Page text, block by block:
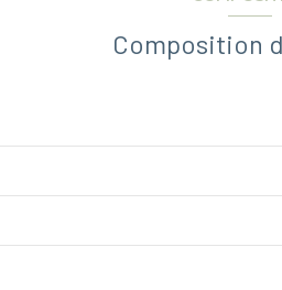
Composition